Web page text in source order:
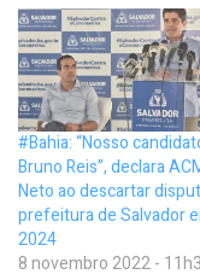
#Bahia: “Nosso
Bruno Reis”, declara
Neto ao descartar
prefeitura de Salvador
2024
8 novembro 2022 -